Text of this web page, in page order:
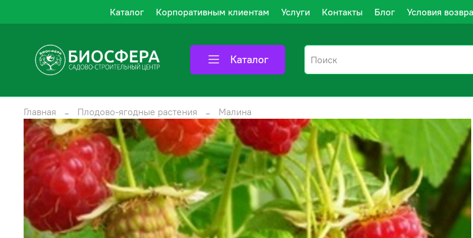
Каталог Корпоративным клиентам Услуги Контакты Блог Условия
Каталог
Главная Плодово-ягодные растения
Малина